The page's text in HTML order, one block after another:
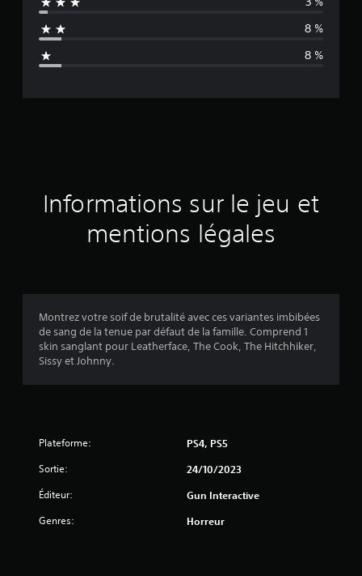
n
n
d
a
s
:
8 %
8 %
Informations sur le jeu et
mentions légales
Montrez votre soif de brutalité avec ces variantes imbibées
de sang de la tenue par défaut de la famille. Comprend 1
skin sanglant pour Leatherface, The Cook, The Hitchhiker,
Sissy et Johnny.
Plateforme: PS4, PS5
Sortie: 24/10/2023
Éditeur: Gun Interactive
Genres: Horreur